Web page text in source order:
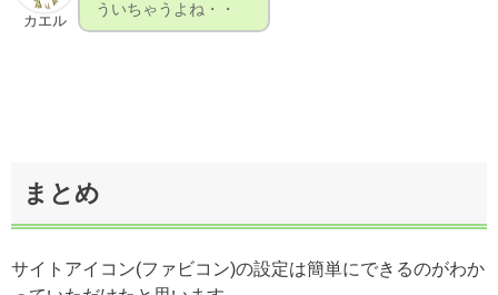
カエル
ういちゃうよね・・
まとめ
サイトアイコン(ファビコン)の設定は簡単にできるのがわか